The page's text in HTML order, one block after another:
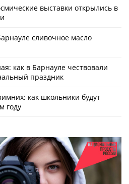
выставки открылись в
сливочное масло
как в Барнауле чествовали
праздник
как школьники будут
году